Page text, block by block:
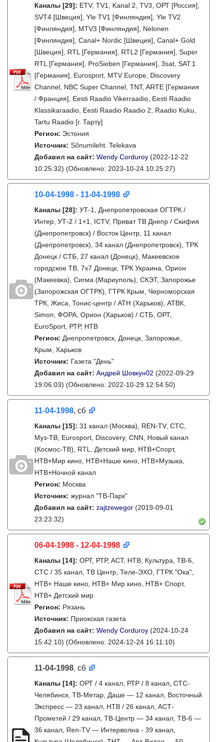
Каналы [29]: ETV, TV1, Kanal 2, TV3, ОРТ [Россия],
SVT4 [Швеция], Yle TV1 [Финляндия], Yle TV2
[Финляндия], MTV3 [Финляндия], Nelonen
[Финляндия], Canal+ Nordic [Швеция], Canal+ Gold
[Швеция], RTL [Германия], RTL2 [Германия], Super
RTL [Германия], ProSieben [Германия], 3sat, SAT.1
[Германия], Eurosport, MTV Europe, Discovery
Channel, NBC Super Channel, TNT, ARTE [Германия
/ Франция], Eesti Raadio Vikerraadio, Eesti Raadio
Klassikaraadio, Eesti Raadio Raadio 2, Raadio Kuku,
Tartu Raadio [г. Тарту]
Регион: Эстония
Источник: Sõnumileht. Telekava
Добавил на сайт: Wendy Corduroy (2022-12-22
10:25:32) (Обновлено: 2023-10-24 10:25:27)
10-04-1998 - 11-04-1998
Каналы [28]: УТ-1, Днепропетровская ОГТРК /
Интер, УТ-2 / 1+1, ICTV, Приват ТВ Днепр / Скифия
(Днепропетровск) / Восток Центр, 11 канал
(Днепропетровск), 34 канал (Днепропетровск), ТРК
Донецк / СТБ, 27 канал (Донецк), Макеевское
городское ТВ, 7х7 Донецк, ТРК Украина, Орион
(Макеевка), Сигма (Мариуполь), СКЭТ, Запорожье
(Запорожская ОГТРК), ГТРК Крым, Черноморская
ТРК, Жиса, Тонис-центр / АТН (Харьков), АТВК,
Simon, ФОРА, Орион (Харьков) / СТБ, ОРТ,
EuroSport, РТР, НТВ
Регион: Днепропетровск, Донецк, Запорожье,
Крым, Харьков
Источник: Газета "День"
Добавил на сайт: Андрей Шовкун02 (2022-09-29
19:06:03) (Обновлено: 2022-10-29 12:54:50)
11-04-1998, сб
Каналы [15]: 31 канал (Москва), REN-TV, СТС,
Муз-ТВ, Eurosport, Discovery, CNN, Новый канал
(Космос-ТВ), RTL, Детский мир, НТВ+Спорт,
НТВ+Мир кино, НТВ+Наше кино, НТВ+Музыка,
НТВ+Ночной канал
Регион: Москва
Источник: журнал "ТВ-Парк"
Добавил на сайт: zajtzewegor (2019-09-01
23:23:32)
06-04-1998 - 12-04-1998
Каналы [14]: ОРТ, РТР, АСТ, НТВ, Культура, ТВ-6,
СТС / 35 канал, ТВ Центр, Теле-ЭХО, ГТРК "Ока",
НТВ+ Наше кино, НТВ+ Мир кино, НТВ+ Спорт,
НТВ+ Детский мир
Регион: Рязань
Источник: Приокская газета
Добавил на сайт: Wendy Corduroy (2024-10-24
15:42:10) (Обновлено: 2024-12-24 16:11:10)
11-04-1998, сб
Каналы [14]: ОРТ / 4 канал, РТР / 8 канал, СТС-
Челябинск, ТВ-Метар, Даше — 12 канал, Восточный
Экспресс — 23 канал, НТВ / 26 канал, АСТ-
Прометей / 29 канал, ТВ-Центр — 34 канал, ТВ-6 —
36 канал, Ren-TV — Интерволна - 39 канал,